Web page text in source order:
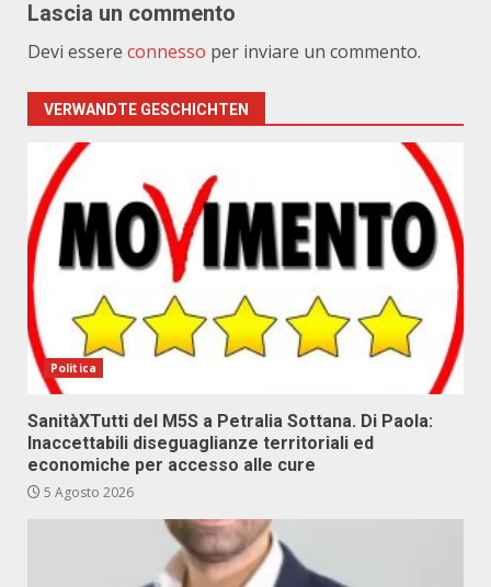
Lascia un commento
Devi essere connesso per inviare un commento.
VERWANDTE GESCHICHTEN
Politica
SanitàXTutti del M5S a Petralia Sottana. Di Paola:
Inaccettabili diseguaglianze territoriali ed
economiche per accesso alle cure
5 Agosto 2026